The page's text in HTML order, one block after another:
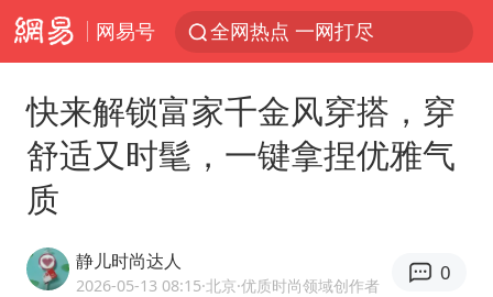
网易号 全网热点 一网打尽
快来解锁富家千金风穿搭，穿
舒适又时髦，一键拿捏优雅气
质
静儿时尚达人
2026-05-13 08:15·北京·优质时尚领域创作者
0